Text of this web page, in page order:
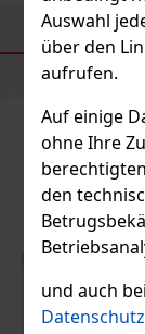
Auswahl
über den
aufrufen.
Auf einige
ohne Ihre
den
und auch